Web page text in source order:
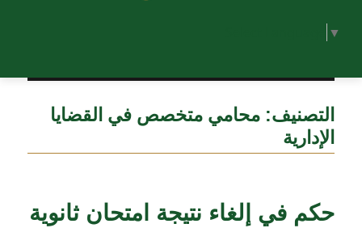
▼
التصنيف:محامي متخصص في القضايا
الإدارية
حكم في إلغاء نتيجة امتحان ثانوية